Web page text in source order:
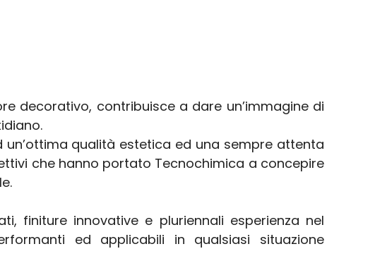
decorativo, contribuisce a dare un’immagine di
un’ottima qualità estetica ed una sempre attenta
che hanno portato Tecnochimica a concepire
finiture innovative e pluriennali esperienza nel
ed applicabili in qualsiasi situazione